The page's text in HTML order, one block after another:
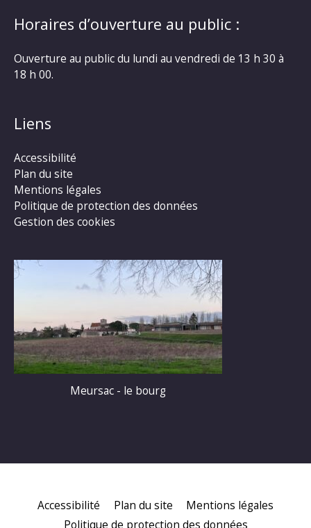
Horaires d’ouverture au public :
Ouverture au public du lundi au vendredi de 13 h 30 à
18 h 00.
Liens
Accessibilité
Plan du site
Mentions légales
Politique de protection des données
Gestion des cookies
Meursac - le bourg
Accessibilité Plan du site
Mentions légales
Politique de protection des données